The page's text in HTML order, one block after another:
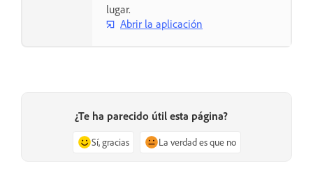
lugar.
Abrir la aplicación
¿Te ha parecido útil esta página?
Sí, gracias La verdad es que no